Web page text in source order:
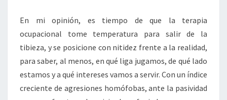
En mi opinión, es tiempo de que la terapia
ocupacional tome temperatura para salir de la
tibieza, y se posicione con nitidez frente a la realidad,
para saber, al menos, en qué liga jugamos, de qué lado
estamos y a qué intereses vamos a servir. Con un índice
creciente de agresiones homófobas, ante la pasividad